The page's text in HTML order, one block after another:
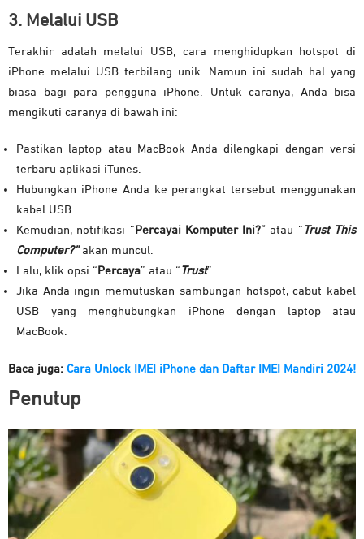
3. Melalui USB
Terakhir adalah melalui USB, cara menghidupkan hotspot di
iPhone melalui USB terbilang unik. Namun ini sudah hal yang
biasa bagi para pengguna iPhone. Untuk caranya, Anda bisa
mengikuti caranya di bawah ini:
Pastikan laptop atau MacBook Anda dilengkapi dengan versi
terbaru aplikasi iTunes.
Hubungkan iPhone Anda ke perangkat tersebut menggunakan
kabel USB.
Kemudian, notifikasi “ Percayai Komputer Ini?” atau “ Trust This
Computer?”akan muncul.
Lalu, klik opsi “ Percaya” atau “ Trust”.
Jika Anda ingin memutuskan sambungan hotspot, cabut kabel
USB yang menghubungkan iPhone dengan laptop atau
MacBook.
Baca juga: Cara Unlock IMEI iPhone dan Daftar IMEI Mandiri 2024!
Penutup